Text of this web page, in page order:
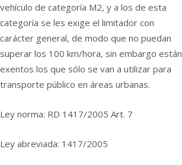
vehí­culo de categorí­a M2, y a los de esta
categorí­a se les exige el limitador con
carácter general, de modo que no puedan
superar los 100 km/hora, sin embargo están
exentos los que sólo se van a utilizar para
transporte público en áreas urbanas.
Ley norma: RD 1417/2005 Art. 7
Ley abreviada: 1417/2005